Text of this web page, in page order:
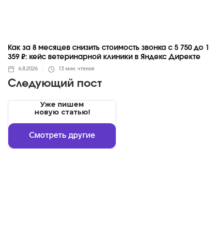
Следующий пост
Как за 8 месяцев снизить стоимость звонка с 5 750 до 1
359 ₽: кейс ветеринарной клиники в Яндекс Директе
6.8.2026 13 мин. чтения
Уже пишем
новую статью!
Смотреть другие